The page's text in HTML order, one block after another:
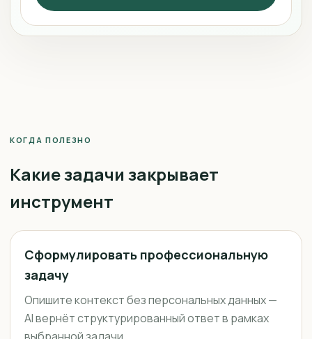
КОГДА ПОЛЕЗНО
Какие задачи закрывает
инструмент
Сформулировать профессиональную
задачу
Опишите контекст без персональных данных —
AI вернёт структурированный ответ в рамках